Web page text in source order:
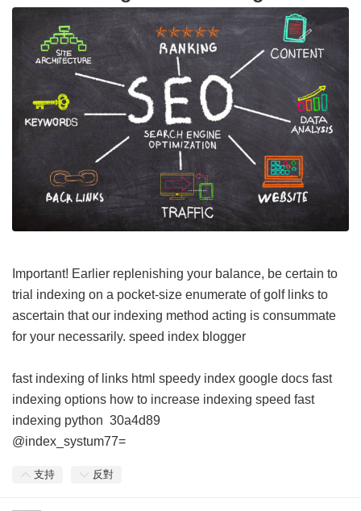
Important! Earlier replenishing your balance, be certain to
trial indexing on a pocket-size enumerate of golf links to
ascertain that our indexing method acting is consummate
for your necessarily. speed index blogger
fast indexing of links html speedy index google docs fast
indexing options how to increase indexing speed fast
indexing python 30a4d89
@index_systum77=
支持 反對